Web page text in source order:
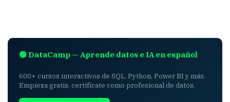
🟢 DataCamp — Aprende datos e IA en español
600+ cursos interactivos de SQL, Python, Power BI y más.
Empieza gratis, certifícate como profesional de datos.